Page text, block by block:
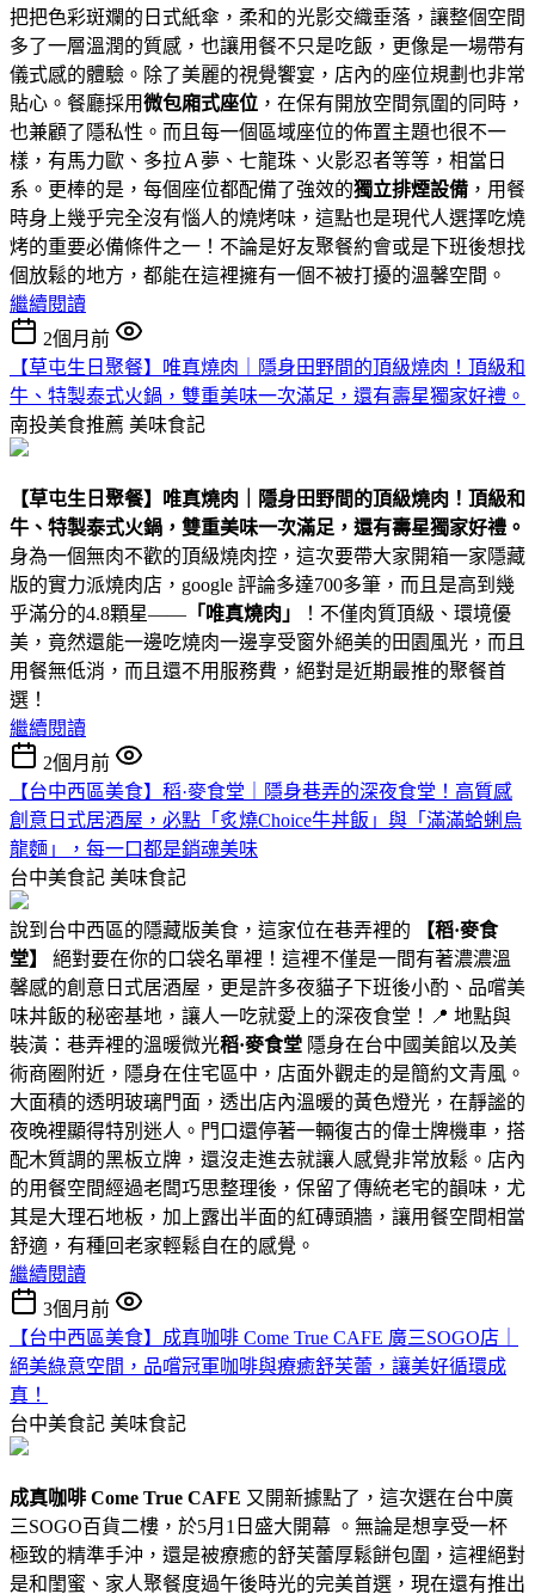
把把色彩斑斕的日式紙傘，柔和的光影交織垂落，讓整個空間
多了一層溫潤的質感，也讓用餐不只是吃飯，更像是一場帶有
儀式感的體驗。除了美麗的視覺饗宴，店內的座位規劃也非常
貼心。餐廳採用微包廂式座位 ，在保有開放空間氛圍的同時，
也兼顧了隱私性。而且每一個區域座位的佈置主題也很不一
樣，有馬力歐、多拉Ａ夢、七龍珠、火影忍者等等，相當日
系。更棒的是，每個座位都配備了強效的獨立排煙設備 ，用餐
時身上幾乎完全沒有惱人的燒烤味，這點也是現代人選擇吃燒
烤的重要必備條件之一！不論是好友聚餐約會或是下班後想找
個放鬆的地方，都能在這裡擁有一個不被打擾的溫馨空間。
繼續閱讀
2個月前
【草屯生日聚餐】唯真燒肉｜隱身田野間的頂級燒肉！頂級和
牛、特製泰式火鍋，雙重美味一次滿足，還有壽星獨家好禮。
南投美食推薦 美味食記
【草屯生日聚餐】唯真燒肉｜隱身田野間的頂級燒肉！頂級和
牛、特製泰式火鍋，雙重美味一次滿足，還有壽星獨家好禮。
身為一個無肉不歡的頂級燒肉控，這次要帶大家開箱一家隱藏
版的實力派燒肉店，google 評論多達700多筆，而且是高到幾
乎滿分的4.8顆星—— 「唯真燒肉」
！不僅肉質頂級、環境優
美，竟然還能一邊吃燒肉一邊享受窗外絕美的田園風光，而且
用餐無低消，而且還不用服務費，絕對是近期最推的聚餐首
選！
繼續閱讀
2個月前
【台中西區美食】稻·麥食堂｜隱身巷弄的深夜食堂！高質感
創意日式居酒屋，必點「炙燒Choice牛丼飯」與「滿滿蛤蜊烏
龍麵」，每一口都是銷魂美味
台中美食記 美味食記
說到台中西區的隱藏版美食，這家位在巷弄裡的
【稻·麥食
堂】
絕對要在你的口袋名單裡！這裡不僅是一間有著濃濃溫
馨感的創意日式居酒屋，更是許多夜貓子下班後小酌、品嚐美
味丼飯的秘密基地，讓人一吃就愛上的深夜食堂！📍 地點與
裝潢：巷弄裡的溫暖微光稻·麥食堂 隱身在台中國美館以及美
術商圈附近，隱身在住宅區中，店面外觀走的是簡約文青風。
大面積的透明玻璃門面，透出店內溫暖的黃色燈光，在靜謐的
夜晚裡顯得特別迷人。門口還停著一輛復古的偉士牌機車，搭
配木質調的黑板立牌，還沒走進去就讓人感覺非常放鬆。店內
的用餐空間經過老闆巧思整理後，保留了傳統老宅的韻味，尤
其是大理石地板，加上露出半面的紅磚頭牆，讓用餐空間相當
舒適，有種回老家輕鬆自在的感覺。
繼續閱讀
3個月前
【台中西區美食】成真咖啡 Come True CAFE 廣三SOGO店｜
絕美綠意空間，品嚐冠軍咖啡與療癒舒芙蕾，讓美好循環成
真！
台中美食記 美味食記
成真咖啡 Come True CAFE 又開新據點了，這次選在台中廣
三SOGO百貨二樓，於5月1日盛大開幕 。無論是想享受一杯
極致的精準手沖，還是被療癒的舒芙蕾厚鬆餅包圍，這裡絕對
是和閨蜜、家人聚餐度過午後時光的完美首選，現在還有推出